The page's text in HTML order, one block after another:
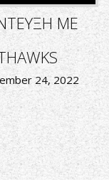
ΜΕ
24, 2022